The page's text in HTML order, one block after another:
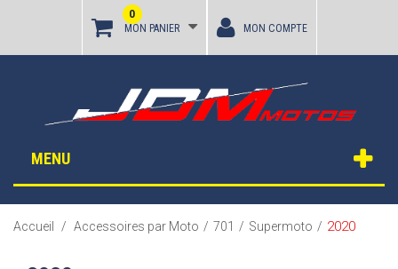
MON PANIER
0
MON COMPTE
MENU
Accueil / Accessoires par Moto / 701 / Supermoto / 2020